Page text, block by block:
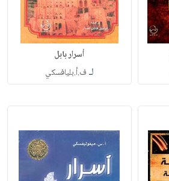
أسرار بابل
لـ ف.أ.بليافسكي